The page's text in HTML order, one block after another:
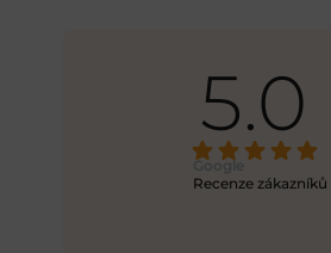
5.0
Google
Recenze zákazníků